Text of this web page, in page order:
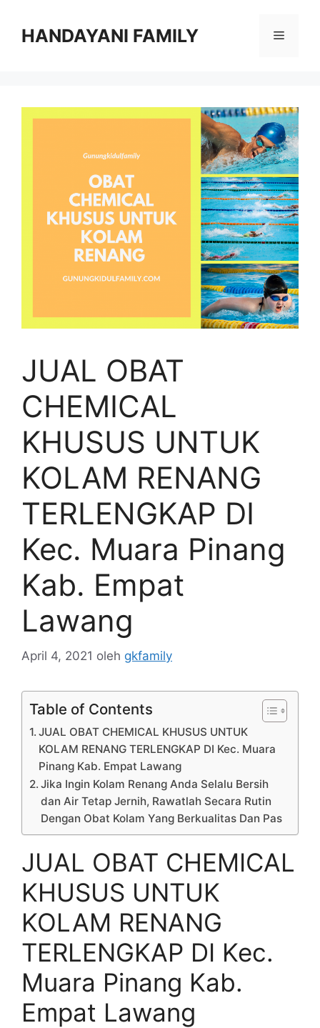
HANDAYANI FAMILY Menu
JUAL OBAT
CHEMICAL
KHUSUS UNTUK
KOLAM RENANG
TERLENGKAP DI
Kec. Muara Pinang
Kab. Empat
Lawang
April 4, 2021 oleh gkfamily
Table of Contents
JUAL OBAT CHEMICAL KHUSUS UNTUK
KOLAM RENANG TERLENGKAP DI Kec. Muara
Pinang Kab. Empat Lawang
Jika Ingin Kolam Renang Anda Selalu Bersih
dan Air Tetap Jernih, Rawatlah Secara Rutin
Dengan Obat Kolam Yang Berkualitas Dan Pas
JUAL OBAT CHEMICAL
KHUSUS UNTUK
KOLAM RENANG
TERLENGKAP DI Kec.
Muara Pinang Kab.
Empat Lawang